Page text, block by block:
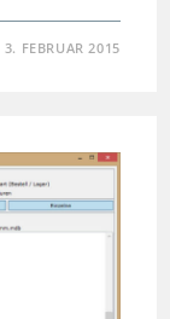
3. FEBRUAR 2015